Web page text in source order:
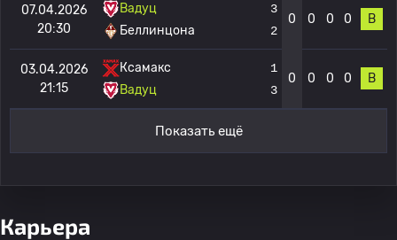
07.04.2026
20:30
Вадуц
Беллинцона
3
2
0 0 0 0 В
03.04.2026
21:15
Ксамакс
Вадуц
1
3
0 0 0 0 В
Показать ещё
Карьера